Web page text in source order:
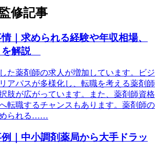
修記事
｜求められる経験や年収相場、
を解説
た薬剤師の求人が増加しています。ビジ
アパスが多様化し、転職を考える薬剤師
肢が広がっています。また、薬剤師資格
転職するチャンスもあります。薬剤師の
められる……
｜中小調剤薬局から大手ドラッ